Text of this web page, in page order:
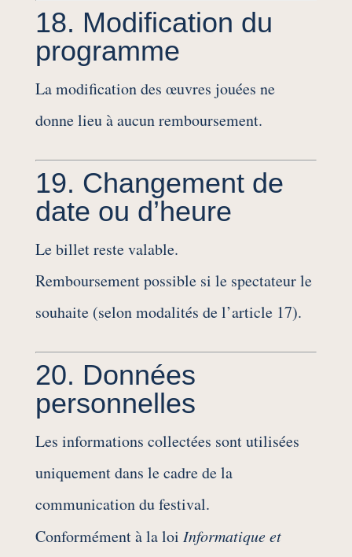
18. Modification du
programme
La modification des œuvres jouées ne
donne lieu à aucun remboursement.
19. Changement de
date ou d’heure
Le billet reste valable.
Remboursement possible si le spectateur le
souhaite (selon modalités de l’article 17).
20. Données
personnelles
Les informations collectées sont utilisées
uniquement dans le cadre de la
communication du festival.
Conformément à la loi Informatique et